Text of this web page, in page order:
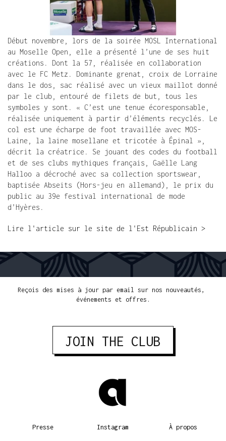
Début novembre, lors de la soirée MOSL International
au Moselle Open, elle a présenté l’une de ses huit
créations. Dont la 57, réalisée en collaboration
avec le FC Metz. Dominante grenat, croix de Lorraine
dans le dos, sac réalisé avec un vieux maillot donné
par le club, entouré de filets de but, tous les
symboles y sont. « C’est une tenue écoresponsable,
réalisée uniquement à partir d’éléments recyclés. Le
col est une écharpe de foot travaillée avec MOS-
Laine, la laine mosellane et tricotée à Épinal »,
décrit la créatrice. Se jouant des codes du football
et de ses clubs mythiques français, Gaëlle Lang
Halloo a décroché avec sa collection sportswear,
baptisée Abseits (Hors-jeu en allemand), le prix du
public au 39e festival international de mode
d’Hyères.
Lire l'article sur le site de l'Est Républicain >
LIVRAISON GRATUITE POUR PLUS 300€ D'ACHATS PAYMENT FACILE
Reçois des mises à jour par email sur nos nouveautés,
événements et offres.
JOIN THE CLUB
Presse Instagram À propos